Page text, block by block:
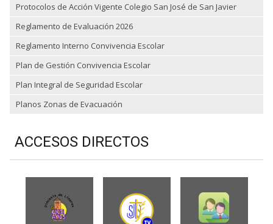
Protocolos de Acción Vigente Colegio San José de San Javier
Reglamento de Evaluación 2026
Reglamento Interno Convivencia Escolar
Plan de Gestión Convivencia Escolar
Plan Integral de Seguridad Escolar
Planos Zonas de Evacuación
ACCESOS DIRECTOS